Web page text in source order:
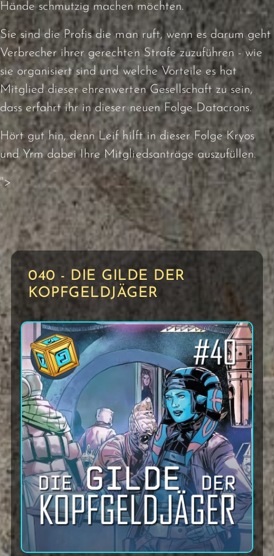
Hände schmutzig machen möchten.
Sie sind die Profis die man ruft, wenn es darum geht
Verbrecher ihrer gerechten Strafe zuzuführen - wie
sie organisiert sind und welche Vorteile es hat
Mitglied dieser ehrenwerten Gesellschaft zu sein,
dass erfahrt ihr in dieser neuen Folge Datacrons.
Hört gut hin, denn Leif hilft in dieser Folge Kryos
und Yrm dabei Ihre Mitgliedsanträge auszufüllen.
">
040 - DIE GILDE DER
KOPFGELDJÄGER